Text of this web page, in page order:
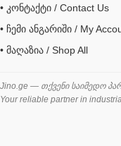
შემაერთებელი BSPP
შესაფუთი მანქანა
შლანგი
საწვავის შლანგი
• კონტაქტი / Contact Us
• ჩემი ანგარიში / My
• მაღაზია / Shop All
Jino.ge — თქვენი საიმედო
Your reliable partner in